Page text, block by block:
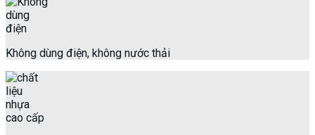
Không dùng điện, không nước thải